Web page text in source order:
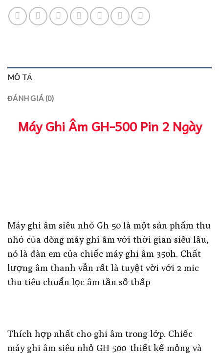
MÔ TẢ
ĐÁNH GIÁ (0)
Máy Ghi Âm GH-500 Pin 2 Ngày
Máy ghi âm siêu nhỏ Gh 50 là một sản phẩm thu
nhỏ của dòng máy ghi âm với thời gian siêu lâu,
nó là đàn em của chiếc máy ghi âm 350h. Chất
lượng âm thanh vẫn rất là tuyệt vời với 2 mic
thu tiêu chuẩn lọc âm tần số thấp
Thích hợp nhất cho ghi âm trong lớp. Chiếc
máy ghi âm siêu nhỏ GH 500 thiết kế mỏng và